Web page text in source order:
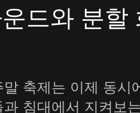
드와 분할
말 축제는 이제 동
침대에서 지켜보